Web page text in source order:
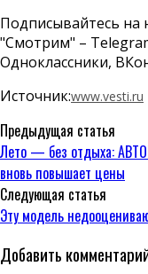
Подписывайтесь на
"Смотрим" –
Одноклассники,
Источник:www.vesti.ru
Предыдущая статья
Лето — без отдыха:
вновь повышает цены
Следующая статья
Эту модель
Добавить